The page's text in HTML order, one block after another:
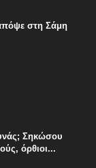
στη Σάμη
Σηκώσου
όρθιοι...